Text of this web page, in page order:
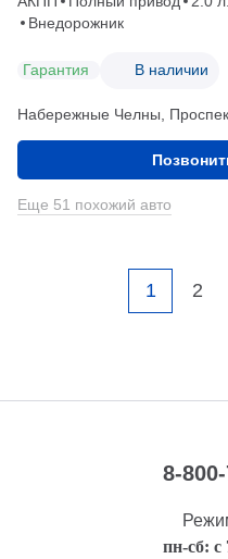
Внедорожник
Гарантия В наличии
Набережные Челны,
Еще 51 похожий авто
1 2
8-
пн-сб: с